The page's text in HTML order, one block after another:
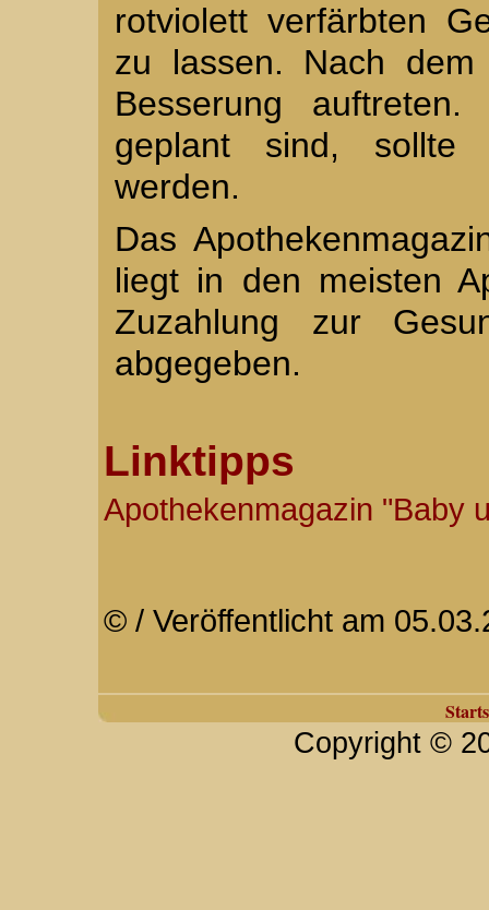
rotviolett verfärbten
zu lassen. Nach
Besserung
geplant sind, sollte
werden.
Das
liegt in den meisten
Zuzahlung zur
abgegeben.
Linktipps
Apothekenmagazin "Baby
© / Veröffentlicht am
Copyright ©